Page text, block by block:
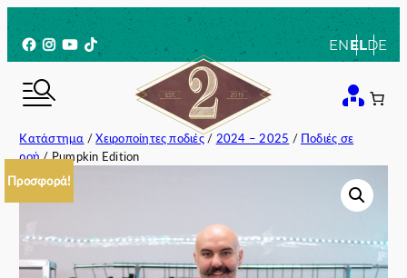
στο
περιεχόμενο
Facebook
Instagram
YouTube
TikTok ENELDE
Κατάστημα /Χειροποίητες ποδιές/ 2024 – 2025 / Ποδιές σε
ροή/ Pumpkin Edition
Προσφορά!